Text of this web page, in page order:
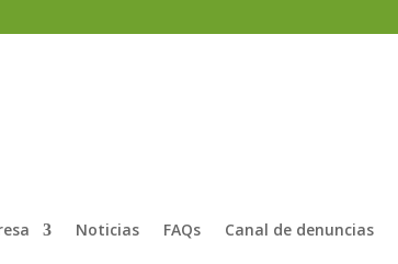
Noticias FAQs Canal de denuncias